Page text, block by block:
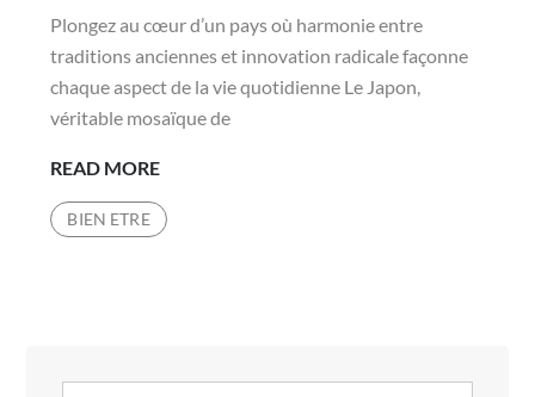
Plongez au cœur d’un pays où harmonie entre
traditions anciennes et innovation radicale façonne
chaque aspect de la vie quotidienne Le Japon,
véritable mosaïque de
READ MOREDÉCOUVRIR
DE
:
BIEN ETRE